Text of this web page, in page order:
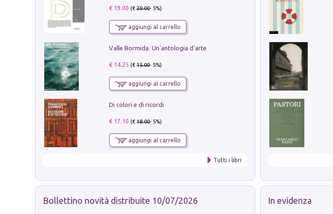
€ 19.00 (€20.00- 5%)
aggiungi al carrello
Valle Bormida. Un'antologia d'arte
€ 14.25 (€15.00- 5%)
aggiungi al carrello
Di colori e di ricordi
€ 17.10 (€18.00- 5%)
aggiungi al carrello
Tutti i libri
Bollettino novità distribuite 10/07/2026 In evidenza